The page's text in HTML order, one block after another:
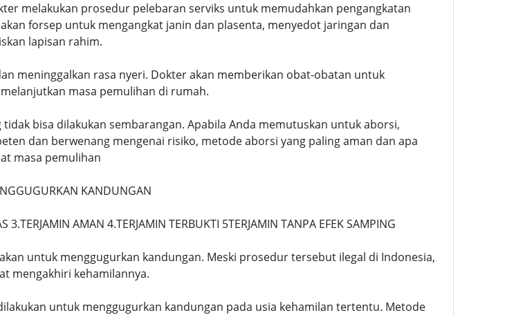
melakukan prosedur pelebaran serviks untuk memudahkan pengangkatan
forsep untuk mengangkat janin dan plasenta, menyedot jaringan dan
lapisan rahim.
meninggalkan rasa nyeri. Dokter akan memberikan obat-obatan untuk
masa pemulihan di rumah.
bisa dilakukan sembarangan. Apabila Anda memutuskan untuk aborsi,
dan berwenang mengenai risiko, metode aborsi yang paling aman dan apa
masa pemulihan
KANDUNGAN
3.TERJAMIN AMAN 4.TERJAMIN TERBUKTI 5TERJAMIN TANPA EFEK SAMPING
untuk menggugurkan kandungan. Meski prosedur tersebut ilegal di Indonesia,
mengakhiri kehamilannya.
untuk menggugurkan kandungan pada usia kehamilan tertentu. Metode